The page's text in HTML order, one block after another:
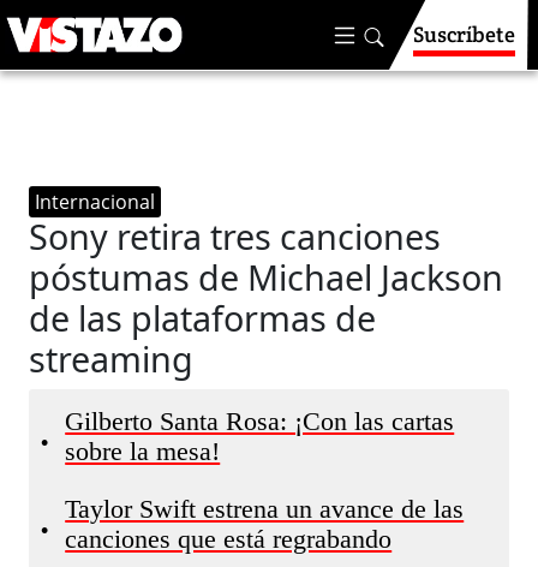
Suscríbete
Internacional
Sony retira tres canciones
póstumas de Michael Jackson
de las plataformas de
streaming
•
Gilberto Santa Rosa: ¡Con las cartas
sobre la mesa!
•
Taylor Swift estrena un avance de las
canciones que está regrabando